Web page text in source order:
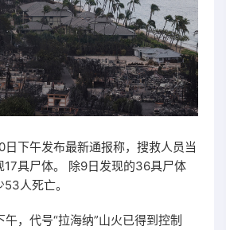
日下午发布最新通报称，搜救人员当
17具尸体。 除9日发现的36具尸体
人死亡。
，代号“拉海纳”山火已得到控制